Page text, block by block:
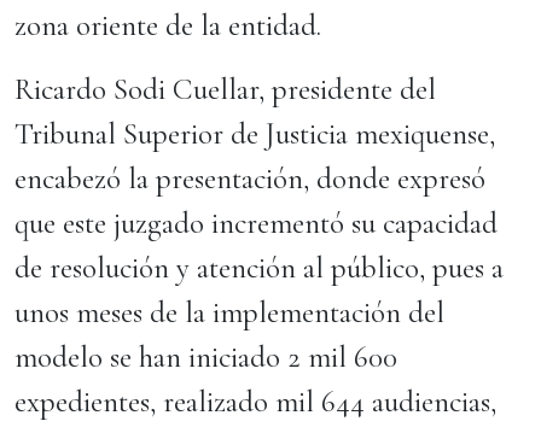
zona oriente de la entidad.
Ricardo Sodi Cuellar, presidente del
Tribunal Superior de Justicia mexiquense,
encabezó la presentación, donde expresó
que este juzgado incrementó su capacidad
de resolución y atención al público, pues a
unos meses de la implementación del
modelo se han iniciado 2 mil 600
expedientes, realizado mil 644 audiencias,